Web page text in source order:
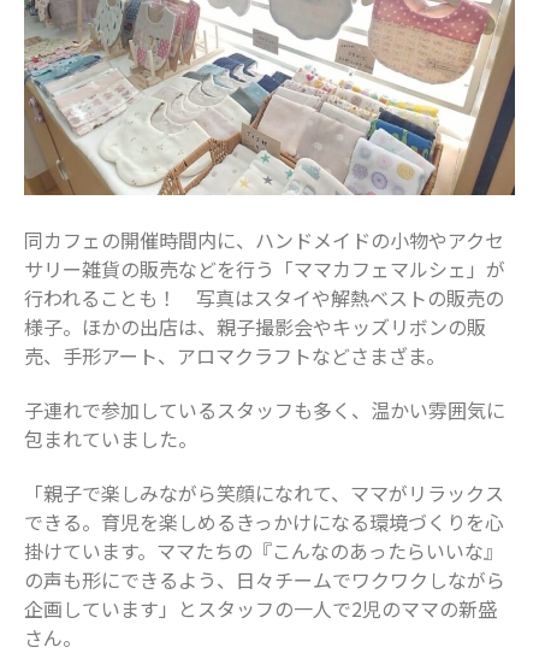
同カフェの開催時間内に、ハンドメイドの小物やアクセ
サリー雑貨の販売などを行う「ママカフェマルシェ」が
行われることも！ 写真はスタイや解熱ベストの販売の
様子。ほかの出店は、親子撮影会やキッズリボンの販
売、手形アート、アロマクラフトなどさまざま。
子連れで参加しているスタッフも多く、温かい雰囲気に
包まれていました。
「親子で楽しみながら笑顔になれて、ママがリラックス
できる。育児を楽しめるきっかけになる環境づくりを心
掛けています。ママたちの『こんなのあったらいいな』
の声も形にできるよう、日々チームでワクワクしながら
企画しています」とスタッフの一人で2児のママの新盛
さん。